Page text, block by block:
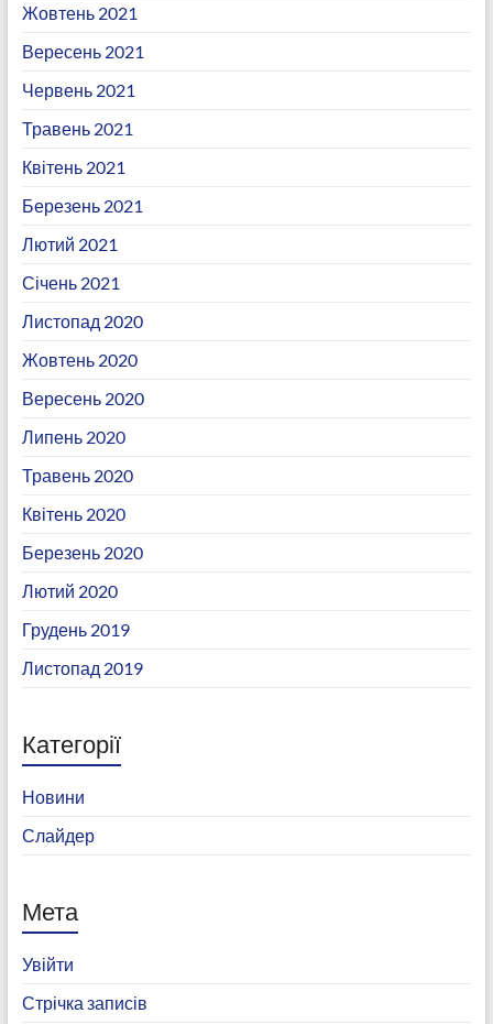
Жовтень 2021
Вересень 2021
Червень 2021
Травень 2021
Квітень 2021
Березень 2021
Лютий 2021
Січень 2021
Листопад 2020
Жовтень 2020
Вересень 2020
Липень 2020
Травень 2020
Квітень 2020
Березень 2020
Лютий 2020
Грудень 2019
Листопад 2019
Категорії
Новини
Слайдер
Мета
Увійти
Стрічка записів